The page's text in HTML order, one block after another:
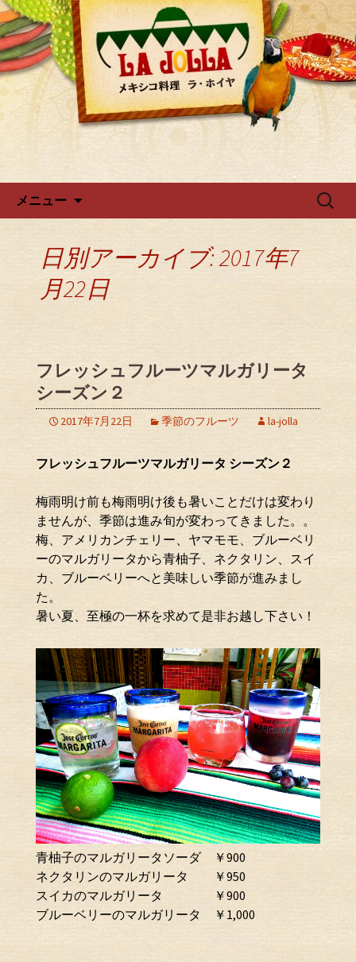
広尾・麻布のメキシカン「ラ・
ホイヤ」
ラ・ホイヤからのお知らせ
メニュー
検
日別アーカイブ: 2017年7
月22日
フレッシュフルーツマルガリータ
シーズン２
2017年7月22日 季節のフルーツ la-jolla
フレッシュフルーツマルガリータ シーズン２
梅雨明け前も梅雨明け後も暑いことだけは変わり
ませんが、季節は進み旬が変わってきました。。
梅、アメリカンチェリー、ヤマモモ、ブルーベリ
ーのマルガリータから青柚子、ネクタリン、スイ
カ、ブルーベリーへと美味しい季節が進みまし
た。
暑い夏、至極の一杯を求めて是非お越し下さい！
青柚子のマルガリータソーダ ￥900
ネクタリンのマルガリータ ￥950
スイカのマルガリータ ￥900
ブルーベリーのマルガリータ ￥1,000